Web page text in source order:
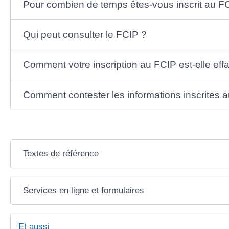
Pour combien de temps êtes-vous inscrit au
Qui peut consulter le FCIP ?
Comment votre inscription au FCIP est-elle
Comment contester les informations inscrites
Textes de référence
Services en ligne et formulaires
Et aussi